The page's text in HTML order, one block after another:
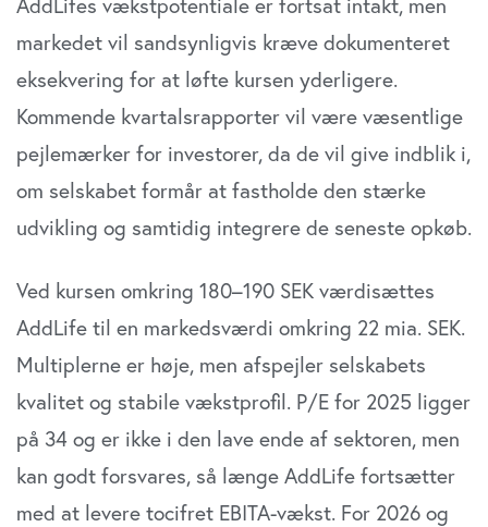
markedet vil sandsynligvis kræve dokumenteret
eksekvering for at løfte kursen yderligere.
Kommende kvartalsrapporter vil være væsentlige
pejlemærker for investorer, da de vil give indblik i,
om selskabet formår at fastholde den stærke
udvikling og samtidig integrere de seneste opkøb.
Ved kursen omkring 180–190 SEK værdisættes
AddLife til en markedsværdi omkring 22 mia. SEK.
Multiplerne er høje, men afspejler selskabets
kvalitet og stabile vækstprofil. P/E for 2025 ligger
på 34 og er ikke i den lave ende af sektoren, men
kan godt forsvares, så længe AddLife fortsætter
med at levere tocifret EBITA-vækst. For 2026 og